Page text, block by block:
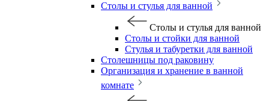
Столы и стулья для ванной
Столы и стулья для ванной
Столы и стойки для ванной
Стулья и табуретки для ванной
Столешницы под раковину
Организация и хранение в ванной
комнате